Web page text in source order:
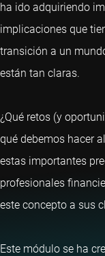
ha ido adquiriendo
implicaciones que
transición a un
están tan claras.
¿Qué retos (y
qué debemos hacer
estas importantes
profesionales
este concepto a sus
Este módulo se ha